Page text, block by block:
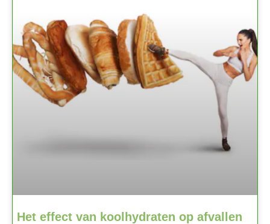
Het effect van koolhydraten op afvallen